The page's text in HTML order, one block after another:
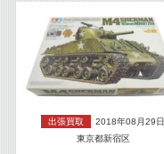
出張買取
2018年08月29日
東京都新宿区